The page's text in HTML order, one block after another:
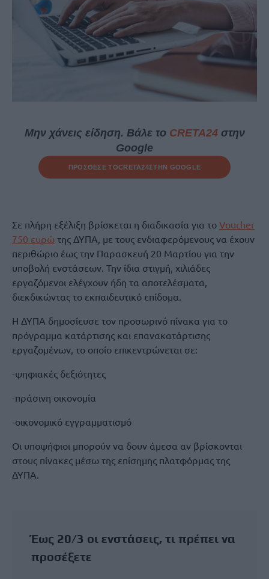
Μην χάνεις είδηση. Βάλε το CRETA24στην
Google
ΠΡΟΣΘΕΣΕ ΤΟCRETA24ΣΤΗΝ GOOGLE
Σε πλήρη εξέλιξη βρίσκεται η διαδικασία για το Voucher
750 ευρώ της ΔΥΠΑ, με τους ενδιαφερόμενους να έχουν
περιθώριο έως την Παρασκευή 20 Μαρτίου για την
υποβολή ενστάσεων. Την ίδια στιγμή, χιλιάδες
εργαζόμενοι ελέγχουν ήδη τα αποτελέσματα,
διεκδικώντας το εκπαιδευτικό επίδομα.
Η ΔΥΠΑ δημοσίευσε τον προσωρινό πίνακα για το
πρόγραμμα κατάρτισης και επανακατάρτισης
εργαζομένων, το οποίο επικεντρώνεται σε:
-ψηφιακές δεξιότητες
-πράσινη οικονομία
-οικονομικό εγγραμματισμό
Οι υποψήφιοι μπορούν να δουν άμεσα αν βρίσκονται
στους πίνακες μέσω της επίσημης πλατφόρμας της
ΔΥΠΑ.
Έως 20/3 οι ενστάσεις, τι πρέπει να
προσέξετε